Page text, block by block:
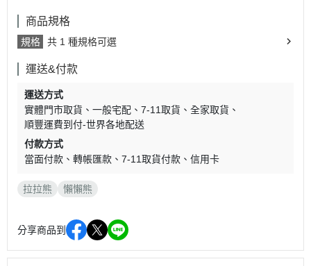
商品規格
規格 共 1 種規格可選
運送&付款
運送方式
實體門市取貨
一般宅配 7-11取貨
全家取貨
順豐運費到付-世界各地配送
付款方式
當面付款
轉帳匯款 7-11取貨付款 信用卡
拉拉熊 懶懶熊
分享商品到